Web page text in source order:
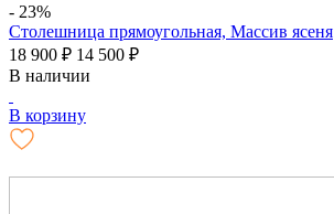
- 23%
Столешница прямоугольная, Массив ясеня
18 900 ₽ 14 500 ₽
В наличии
В корзину